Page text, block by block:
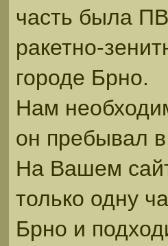
часть была
ракетно-
городе Брно.
Нам
он пребывал
На Вашем
только одну
Брно и